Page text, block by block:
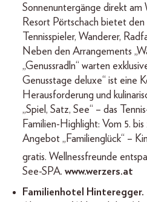
Sonnenuntergänge direkt am
Resort Pörtschach bietet
Tennisspieler, Wanderer,
Neben den Arrangements
„Genussradln“ warten
Genusstage deluxe“ ist eine
Herausforderung und
„Spiel, Satz, See“ – das
Familien-Highlight: Vom 5.
Angebot „Familienglück“ –
gratis. Wellnessfreunde
See-SPA. www.werzers.at
Familienhotel Hinteregger.